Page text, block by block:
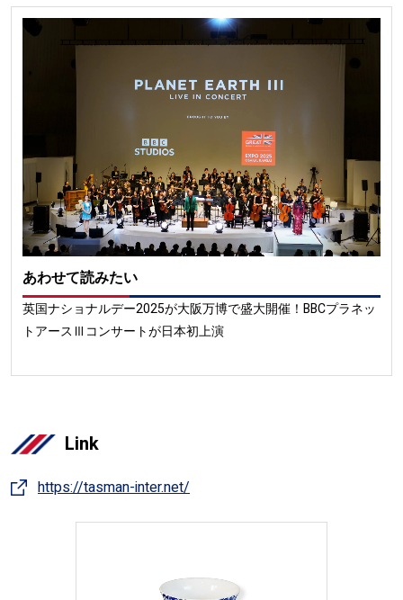
あわせて読みたい
英国ナショナルデー2025が大阪万博で盛大開催！BBCプラネッ
トアースⅢコンサートが日本初上演
Link
https://tasman-inter.net/